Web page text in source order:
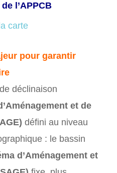
l’APPCB
carte
pour garantir
déclinaison
et de
défini au niveau
: le bassin
d’Aménagement et